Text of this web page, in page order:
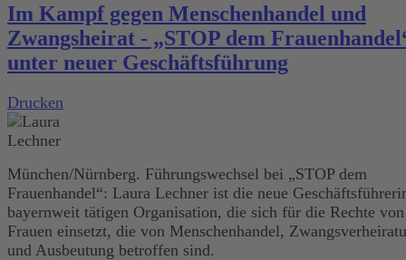
Im Kampf gegen Menschenhandel und
Zwangsheirat - „STOP dem
unter neuer Geschäftsführung
Drucken
München/Nürnberg. Führungswechsel bei „STOP dem
Frauenhandel“: Laura Lechner ist die neue
bayernweit tätigen Organisation, die sich für die Rechte von
Frauen einsetzt, die von Menschenhandel,
und Ausbeutung betroffen sind.